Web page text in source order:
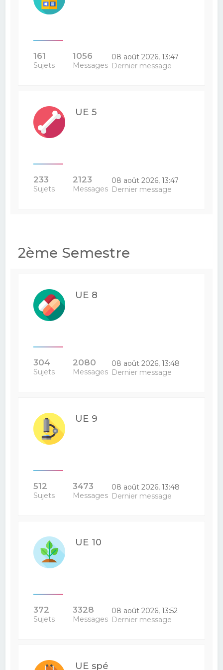
161
Sujets
1056
Messages
08 août 2026, 13:47
Dernier message
UE 5
233
Sujets
2123
Messages
08 août 2026, 13:47
Dernier message
2ème Semestre
UE 8
304
Sujets
2080
Messages
08 août 2026, 13:48
Dernier message
UE 9
512
Sujets
3473
Messages
08 août 2026, 13:48
Dernier message
UE 10
372
Sujets
3328
Messages
08 août 2026, 13:52
Dernier message
UE spé